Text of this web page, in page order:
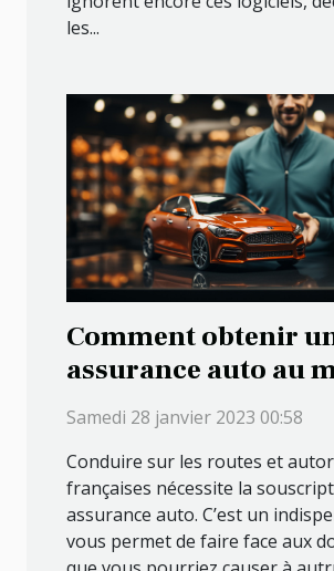
les...
Comment obtenir
assurance auto au
tarif ?
Samedi 28 janvier 2023 00:58
Conduire sur les routes et
françaises nécessite la
assurance auto. C’est un
vous permet de faire face aux